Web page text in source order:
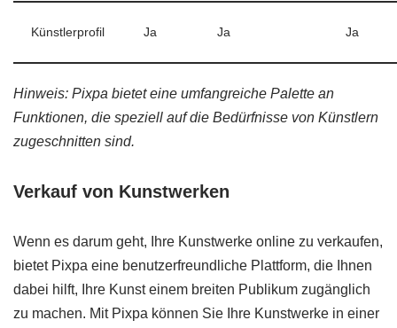
Künstlerprofil Ja Ja Ja
Hinweis: Pixpa bietet eine umfangreiche Palette an
Funktionen, die speziell auf die Bedürfnisse von Künstlern
zugeschnitten sind.
Verkauf von Kunstwerken
Wenn es darum geht, Ihre Kunstwerke online zu verkaufen,
bietet Pixpa eine benutzerfreundliche Plattform, die Ihnen
dabei hilft, Ihre Kunst einem breiten Publikum zugänglich
zu machen. Mit Pixpa können Sie Ihre Kunstwerke in einer